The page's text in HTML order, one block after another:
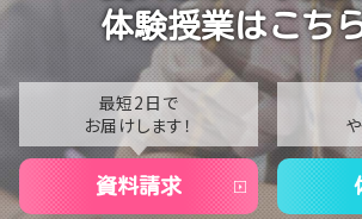
2023
2021
2020
体験授業はこち
最短2日で
お届けします！
資料請求